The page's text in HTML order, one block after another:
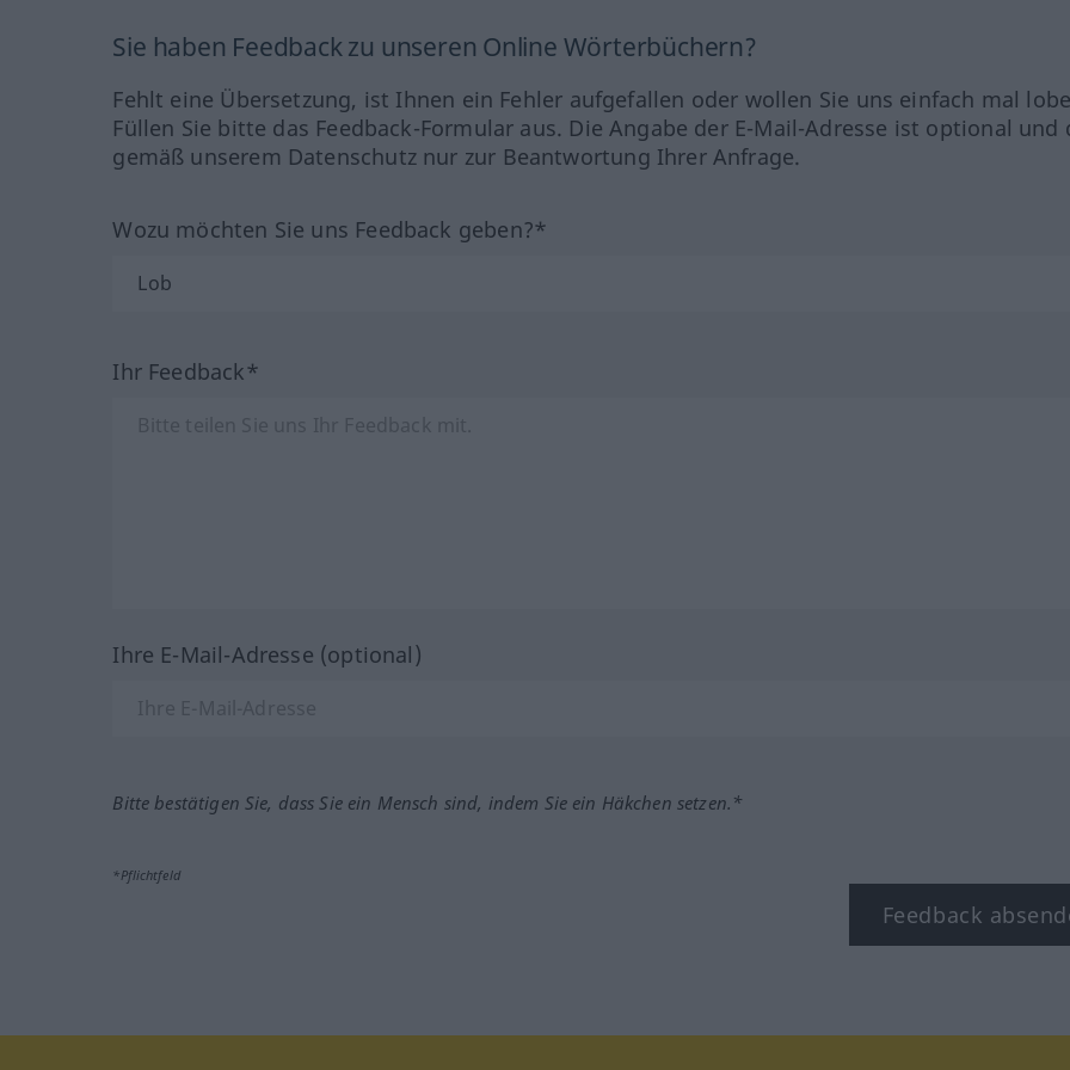
Sie haben Feedback zu unseren Online Wörterbüchern?
Fehlt eine Übersetzung, ist Ihnen ein Fehler aufgefallen oder wollen Sie uns einfach mal
Füllen Sie bitte das Feedback-Formular aus. Die Angabe der E-Mail-Adresse ist optional und
gemäß unserem Datenschutz nur zur Beantwortung Ihrer Anfrage.
Wozu möchten Sie uns Feedback geben?*
Ihr Feedback*
Ihre E-Mail-Adresse (optional)
Bitte bestätigen Sie, dass Sie ein Mensch sind, indem Sie ein Häkchen setzen.*
*Pflichtfeld
Feedback